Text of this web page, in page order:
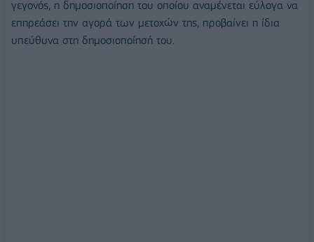
γεγονός, η δημοσιοποίηση του οποίου αναμένεται εύλογα να
επηρεάσει την αγορά των μετοχών της, προβαίνει η ίδια
υπεύθυνα στη δημοσιοποίησή του.